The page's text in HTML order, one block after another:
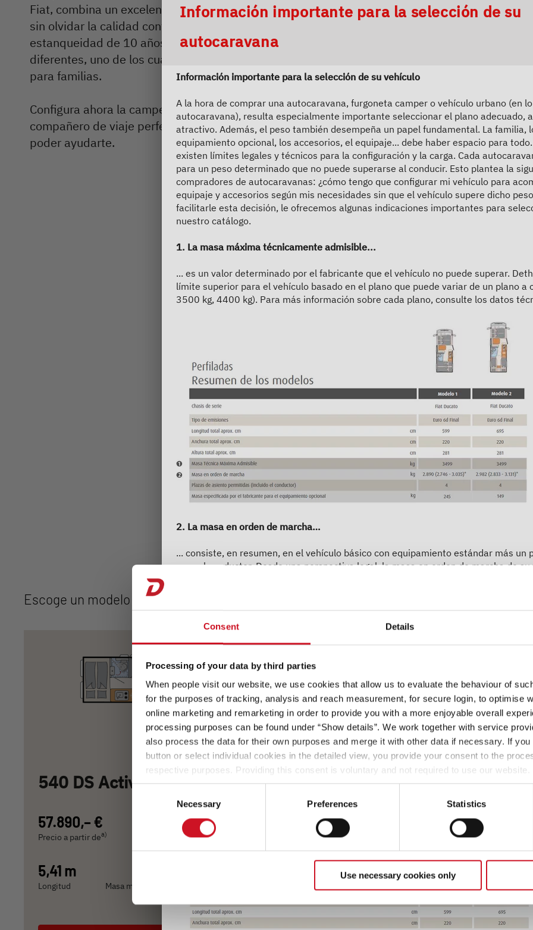
Consent Details
Processing of your data by third parties
When people visit our website, we use cookies that allow us to evaluate the behaviour of
for the purposes of tracking, analysis and reach measurement, for secure login, to optimise
online marketing and remarketing in order to provide you with a more enjoyable overall
processing purposes can be found under “Show details”. We work together with service
also process the data for their own purposes and merge it with other data if necessary. If you
button or select individual cookies in the detailed view, you provide your consent to the
respective purposes. Providing this consent is voluntary and not required to use our website.
settings at any time as well as deselect or change them later (such as by using the
the website). You can find further information in our Privacy Policy.
Consent
Necessary Preferences Statistics
Use necessary cookies only
Servicio
Dethleffs
Concesionarios
Fiat, combina un excelente equipamiento con un moderno interior,
sin olvidar la calidad contrastada de Dethleffs (incl. garantía de
estanqueidad de 10 años). Puedes elegir entre tres modelos
diferentes, uno de los cuales destaca por su innovadora litera doble
para familias.
Configura ahora la camper van de tus sueños y consigue el
compañero de viaje perfecto para ti. Estaremos encantados de
poder ayudarte.
Escoge un modelo
540 DS Active
57.890,– €
Precio a partir dea)
2 - 5 personas
Plazas para dormir
5,41 m
Longitud Masa máxima técnicamente admisible
600 DS Active
60.790,– €
Precio a partir de
2 - 5 personas
Plazas para dormir
Durch Scrolling wird der Button zum
Información importante para la selección de su
autocaravana
Información importante para la selección de su vehículo
A la hora de comprar una autocaravana, furgoneta camper o vehículo urbano (en
autocaravana), resulta especialmente importante seleccionar el plano adecuado,
atractivo. Además, el peso también desempeña un papel fundamental. La familia,
equipamiento opcional, los accesorios, el equipaje... debe haber espacio para
existen límites legales y técnicos para la configuración y la carga. Cada
para un peso determinado que no puede superarse al conducir. Esto plantea la
compradores de autocaravanas: ¿cómo tengo que configurar mi vehículo para
equipaje y accesorios según mis necesidades sin que el vehículo supere dicho
facilitarle esta decisión, le ofrecemos algunas indicaciones importantes para
nuestro catálogo.
1. La masa máxima técnicamente admisible...
... es un valor determinado por el fabricante que el vehículo no puede superar.
límite superior para el vehículo basado en el plano que puede variar de un plano a
3500 kg, 4400 kg). Para más información sobre cada plano, consulte los datos
2. La masa en orden de marcha…
... consiste, en resumen, en el vehículo básico con equipamiento estándar más un
para el conductor. Desde una perspectiva legal, la masa en orden de marcha de
desviarse del valor nominal indicado en los documentos de venta. Se admiten y
de hasta ±5 %. El rango admisible en kilogramos se indica entre paréntesis tras la
3. El número de plazas de asiento permitidas (incluido el conductor)...
... es determinado por el fabricante en el denominado procedimiento de
modo, se define también la denominada masa de los pasajeros. Para ello, se
kg por pasajero (sin conductor).
Para más información sobre la masa de los pasajeros, consulte la sección "